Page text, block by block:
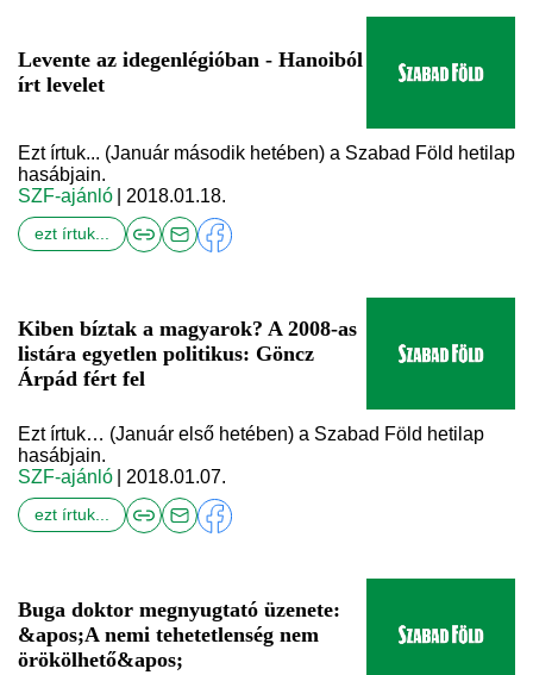
Levente az idegenlégióban - Hanoiból
írt levelet
Ezt írtuk... (Január második hetében) a Szabad Föld hetilap
hasábjain.
SZF-ajánló
| 2018.01.18.
ezt írtuk...
Kiben bíztak a magyarok? A 2008-as
listára egyetlen politikus: Göncz
Árpád fért fel
Ezt írtuk… (Január első hetében) a Szabad Föld hetilap
hasábjain.
SZF-ajánló
| 2018.01.07.
ezt írtuk...
Buga doktor megnyugtató üzenete:
&apos;A nemi tehetetlenség nem
örökölhető&apos;